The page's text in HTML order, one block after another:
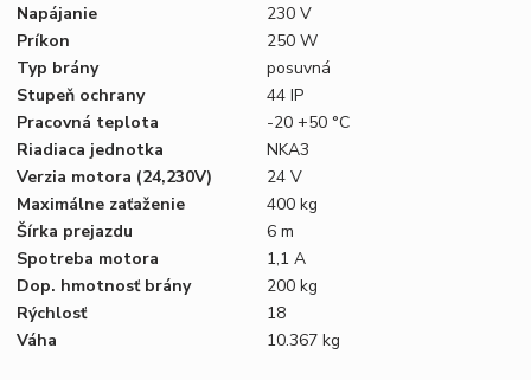
Napájanie
230 V
Príkon
250 W
Typ brány
posuvná
Stupeň ochrany
44 IP
Pracovná teplota
-20 +50 °C
Riadiaca jednotka
NKA3
Verzia motora (24,230V)
24 V
Maximálne zaťaženie
400 kg
Šírka prejazdu
6 m
Spotreba motora
1,1 A
Dop. hmotnosť brány
200 kg
Rýchlosť
18
Váha
10.367 kg